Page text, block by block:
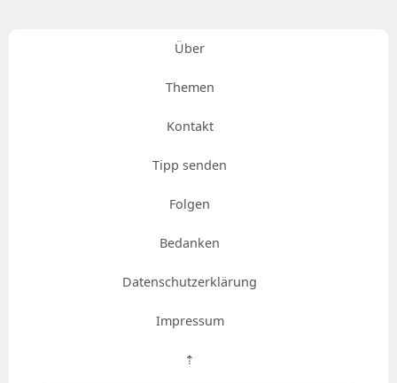
Über
Themen
Kontakt
Tipp senden
Folgen
Bedanken
Datenschutzerklärung
Impressum
⇡